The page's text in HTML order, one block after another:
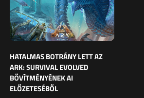
HATALMAS BOTRÁNY LETT AZ
ARK: SURVIVAL EVOLVED
BŐVÍTMÉNYÉNEK AI
ELŐZETESÉBŐL